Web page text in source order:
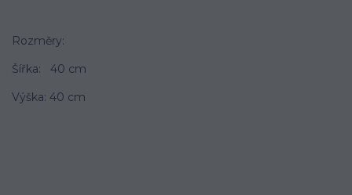
Rozměry:
Šířka: 40 cm
Výška: 40 cm